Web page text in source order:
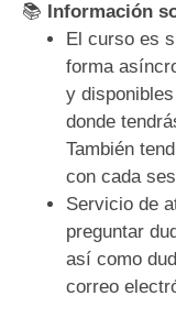
📚 Información
El curso es
forma
y
donde
También
con cada
Servicio de
preguntar
así como
correo